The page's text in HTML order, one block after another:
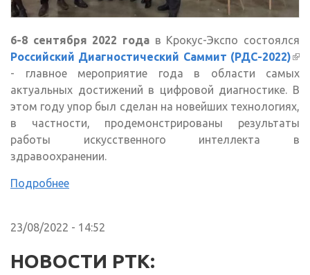
6-8 сентября 2022 года в Крокус-Экспо состоялся
Российский Диагностический Саммит (РДС-2022)
- главное мероприятие года в области самых
актуальных достижений в цифровой диагностике. В
этом году упор был сделан на новейших технологиях,
в частности, продемонстрированы результаты
работы искусственного интеллекта в
здравоохранении.
Подробнее
23/08/2022 - 14:52
НОВОСТИ РТК: